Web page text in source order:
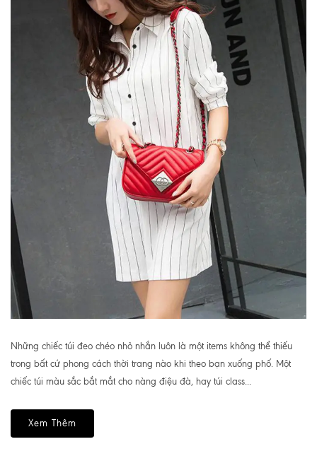
Những chiếc túi đeo chéo nhỏ nhắn luôn là một items không thể thiếu
trong bất cứ phong cách thời trang nào khi theo bạn xuống phố. Một
chiếc túi màu sắc bắt mắt cho nàng điệu đà, hay túi class...
Xem Thêm